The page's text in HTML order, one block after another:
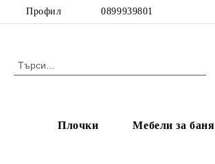
Профил 0899939801
Плочки Мебели за баня